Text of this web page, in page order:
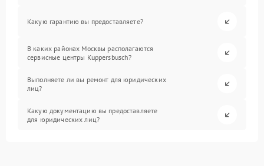
Какую гарантию вы предоставляете?
В каких районах Москвы располагаются
сервисные центры Kuppersbusch?
Выполняете ли вы ремонт для юридических
лиц?
Какую документацию вы предоставляете
для юридических лиц?